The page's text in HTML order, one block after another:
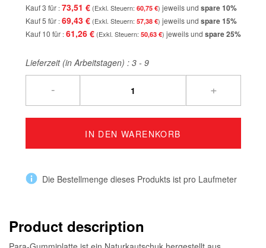
Kauf 3 für 73,51 € 60,75 € jeweils und spare10%
Kauf 5 für 69,43 € 57,38 € jeweils und spare15%
Kauf 10 für 61,26 € 50,63 € jeweils und spare25%
Lieferzeit (in Arbeitstagen) : 3 - 9
- +
IN DEN WARENKORB
Die Bestellmenge dieses Produkts ist pro Laufmeter
Product description